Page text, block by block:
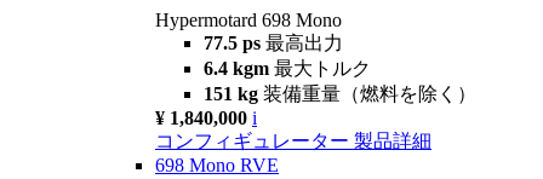
Hypermotard 698 Mono
77.5 ps 最高出力
6.4 kgm 最大トルク
151 kg 装備重量（燃料を除く）
¥ 1,840,000 i
コンフィギュレーター 製品詳細
698 Mono RVE